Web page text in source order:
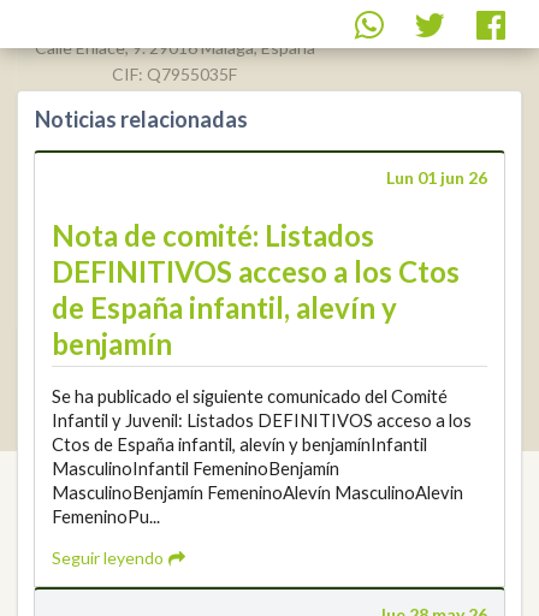
Noticias relacionadas
Lun 01 jun 26
Nota de comité: Listados
DEFINITIVOS acceso a los Ctos
de España infantil, alevín y
benjamín
Se ha publicado el siguiente comunicado del Comité
Infantil y Juvenil: Listados DEFINITIVOS acceso a los
Ctos de España infantil, alevín y benjamínInfantil
MasculinoInfantil FemeninoBenjamín
MasculinoBenjamín FemeninoAlevín MasculinoAlevin
FemeninoPu...
Seguir leyendo
Calle Enlace, 9. 29016 Málaga, España
CIF: Q7955035F
+34 952 225
590
Política de Cookies
Aviso legal
© DarkSky
Widget de competiciones
Login